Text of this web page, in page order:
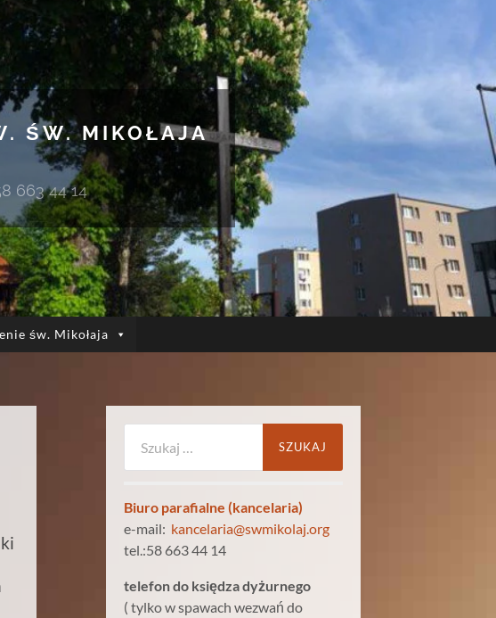
ŚW. MIKOŁAJA
663 44 14
św. Mikołaja
Biuro parafialne (kancelaria)
e-mail: kancelaria@swmikolaj.org
tel.:58 663 44 14
telefon do księdza dyżurnego
( tylko w spawach wezwań do